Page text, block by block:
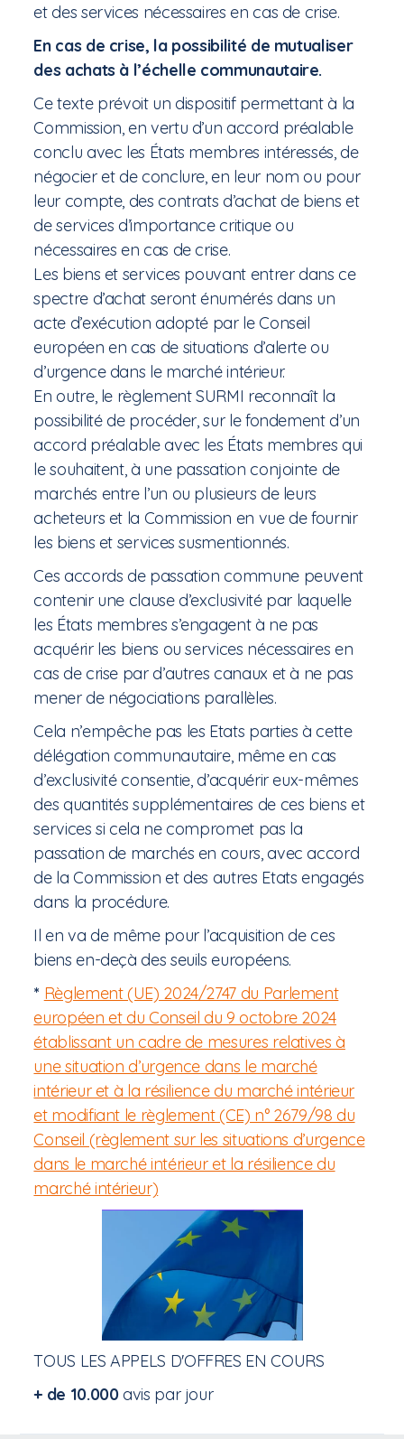
et des services nécessaires en cas de crise.
En cas de crise, la possibilité de mutualiser
des achats à l’échelle communautaire.
Ce texte prévoit un dispositif permettant à la
Commission, en vertu d’un accord préalable
conclu avec les États membres intéressés, de
négocier et de conclure, en leur nom ou pour
leur compte, des contrats d’achat de biens et
de services d’importance critique ou
nécessaires en cas de crise.
Les biens et services pouvant entrer dans ce
spectre d’achat seront énumérés dans un
acte d’exécution adopté par le Conseil
européen en cas de situations d’alerte ou
d’urgence dans le marché intérieur.
En outre, le règlement SURMI reconnaît la
possibilité de procéder, sur le fondement d’un
accord préalable avec les États membres qui
le souhaitent, à une passation conjointe de
marchés entre l’un ou plusieurs de leurs
acheteurs et la Commission en vue de fournir
les biens et services susmentionnés.
Ces accords de passation commune peuvent
contenir une clause d’exclusivité par laquelle
les États membres s’engagent à ne pas
acquérir les biens ou services nécessaires en
cas de crise par d’autres canaux et à ne pas
mener de négociations parallèles.
Cela n’empêche pas les Etats parties à cette
délégation communautaire, même en cas
d’exclusivité consentie, d’acquérir eux-mêmes
des quantités supplémentaires de ces biens et
services si cela ne compromet pas la
passation de marchés en cours, avec accord
de la Commission et des autres Etats engagés
dans la procédure.
Il en va de même pour l’acquisition de ces
biens en-deçà des seuils européens.
* Règlement (UE) 2024/2747 du Parlement
européen et du Conseil du 9 octobre 2024
établissant un cadre de mesures relatives à
une situation d’urgence dans le marché
intérieur et à la résilience du marché intérieur
et modifiant le règlement (CE) n° 2679/98 du
Conseil (règlement sur les situations d’urgence
dans le marché intérieur et la résilience du
marché intérieur)
TOUS LES APPELS D'OFFRES EN COURS
+ de 10.000 avis par jour